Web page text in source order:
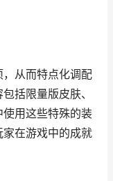
从而特点化调配
括限量版皮肤、
用这些特殊的装
在游戏中的成就